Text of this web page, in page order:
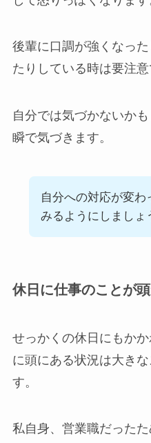
後輩に口調が強くなっ
たりしている時は要注意
自分では気づかないか
瞬で気づきます。
自分への対応が変わ
みるようにしましょ
休日に仕事のことが
せっかくの休日にもか
に頭にある状況は大き
す。
私自身、営業職だった